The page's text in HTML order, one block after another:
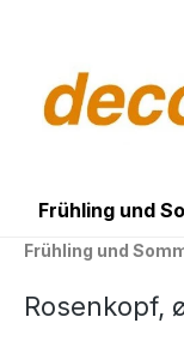
Frühling und
Frühling und
Rosenkopf,